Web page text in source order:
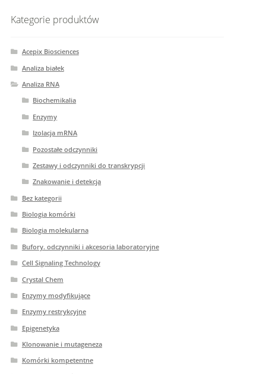
Kategorie produktów
Acepix Biosciences
Analiza białek
Analiza RNA
Biochemikalia
Enzymy
Izolacja mRNA
Pozostałe odczynniki
Zestawy i odczynniki do transkrypcji
Znakowanie i detekcja
Bez kategorii
Biologia komórki
Biologia molekularna
Bufory. odczynniki i akcesoria laboratoryjne
Cell Signaling Technology
Crystal Chem
Enzymy modyfikujące
Enzymy restrykcyjne
Epigenetyka
Klonowanie i mutageneza
Komórki kompetentne